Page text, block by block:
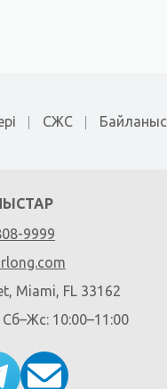
СЖС Байланыс
9999
Miami, FL 33162
10:00–11:00